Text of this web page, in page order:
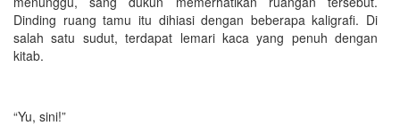
Dinding ruang tamu itu dihiasi dengan beberapa kaligrafi. Di
salah satu sudut, terdapat lemari kaca yang penuh dengan
kitab.
“Yu, sini!”